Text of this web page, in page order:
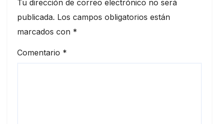
Tu dirección de correo electrónico no será
publicada. Los campos obligatorios están
marcados con *
Comentario *